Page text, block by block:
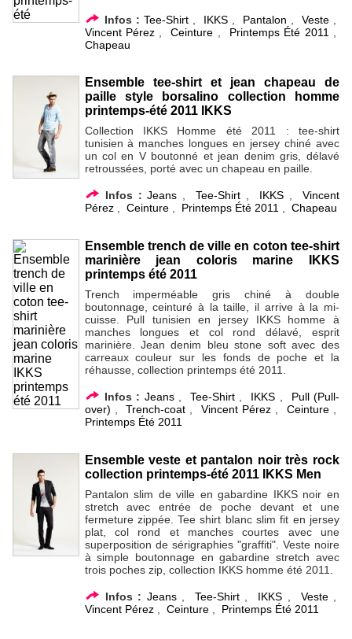
Infos : Tee-Shirt, IKKS, Pantalon Veste,
Vincent Pérez,Ceinture Printemps Été 2011
Chapeau
Ensemble tee-shirt et jean chapeau de
paille style borsalino collection homme
printemps-été 2011 IKKS
Collection IKKS Homme été 2011 : tee-shirt
tunisien à manches longues en jersey chiné avec
un col en V boutonné et jean denim gris, délavé
retroussées, porté avec un chapeau en paille.
Infos : Jeans ,Tee-Shirt , IKKS , Vincent
Pérez, Ceinture, Printemps Été 2011, Chapeau
Ensemble trench de ville en coton tee-shirt
marinière jean coloris marine IKKS
printemps été 2011
Trench imperméable gris chiné à double
boutonnage, ceinturé à la taille, il arrive à la mi-
cuisse. Pull tunisien en jersey IKKS homme à
manches longues et col rond délavé, esprit
marinière. Jean denim bleu stone soft avec des
carreaux couleur sur les fonds de poche et la
réhausse, collection printemps été 2011.
Infos : Jeans,Tee-Shirt IKKS
Pull (Pull-
over) ,Trench-coat Vincent Pérez Ceinture,
Printemps Été 2011
Ensemble veste et pantalon noir très rock
collection printemps-été 2011 IKKS Men
Pantalon slim de ville en gabardine IKKS noir en
stretch avec entrée de poche devant et une
fermeture zippée. Tee shirt blanc slim fit en jersey
plat, col rond et manches courtes avec une
superposition de sérigraphies "graffiti". Veste noire
à simple boutonnage en gabardine stretch avec
trois poches zip, collection IKKS homme été 2011.
Infos : Jeans,Tee-Shirt IKKS Veste,
Vincent Pérez, Ceinture, Printemps Été 2011